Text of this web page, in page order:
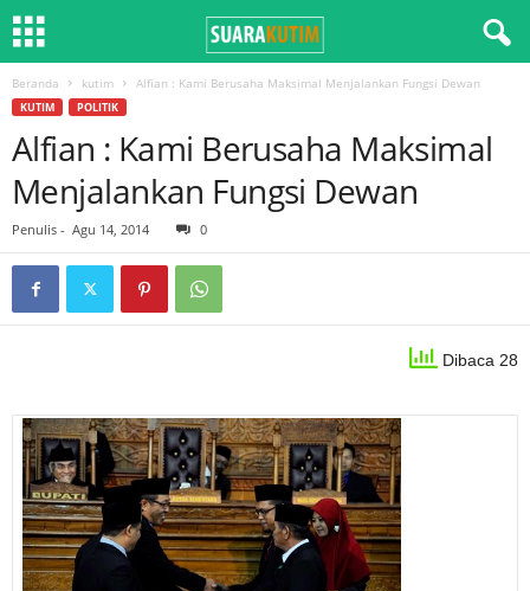
Beranda kutim Alfian : Kami Berusaha Maksimal Menjalankan Fungsi Dewan
KUTIM POLITIK
Alfian : Kami Berusaha Maksimal
Menjalankan Fungsi Dewan
Penulis - Agu 14, 2014 0
Dibaca 28